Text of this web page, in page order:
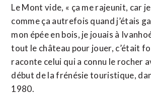
Le Mont vide, « ça me rajeunit, car je
comme ça autrefois quand j’étais
mon épée en bois, je jouais à
tout le château pour jouer, c’était
raconte celui qui a connu le rocher
début de la frénésie touristique,
1980.